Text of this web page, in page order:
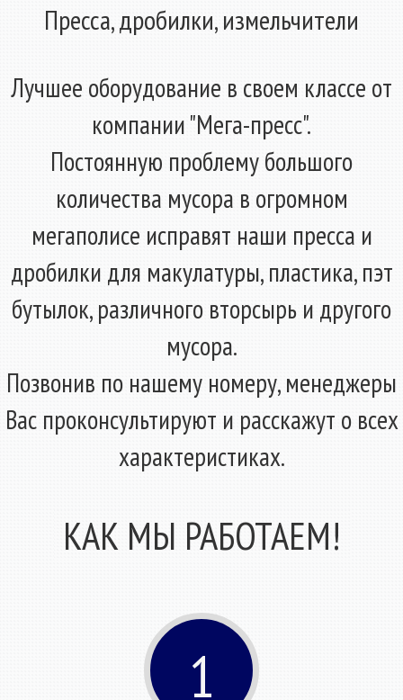
Пресса, дробилки, измельчители
Лучшее оборудование в своем классе от
компании "Мега-пресс".
Постоянную проблему большого
количества мусора в огромном
мегаполисе исправят наши пресса и
дробилки для макулатуры, пластика, пэт
бутылок, различного вторсырь и другого
мусора.
Позвонив по нашему номеру, менеджеры
Вас проконсультируют и расскажут о всех
характеристиках.
КАК МЫ РАБОТАЕМ!
1